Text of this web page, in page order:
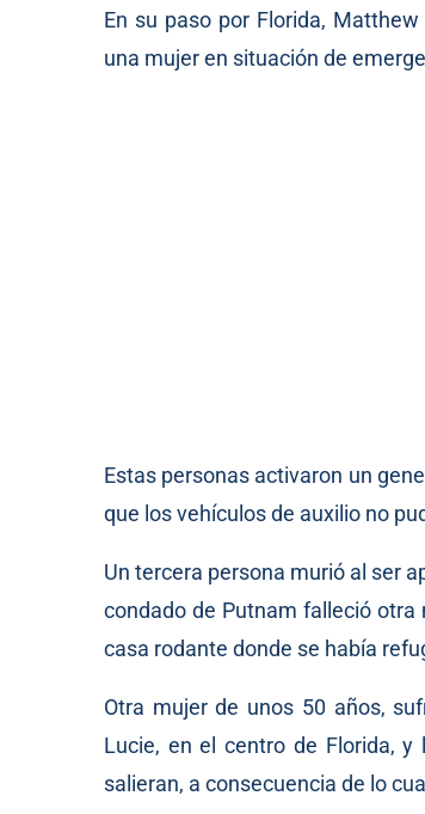
En su paso por Florida,
una mujer en situación de
Estas personas activaron un
que los vehículos de auxilio no
Un tercera persona murió al ser
condado de Putnam falleció
casa rodante donde se había
Otra mujer de unos 50 años,
Lucie, en el centro de Florida,
salieran, a consecuencia de lo